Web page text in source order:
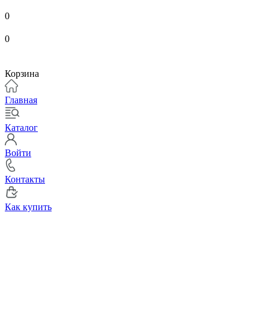
0
0
Корзина
Главная
Каталог
Войти
Контакты
Как купить